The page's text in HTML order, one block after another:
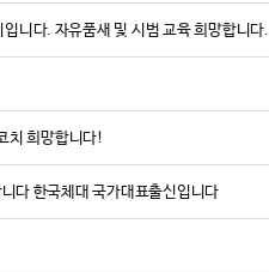
니다. 자유품새 및 시범 교육 희망합니다.
치 희망합니다!
다 한국체대 국가대표출신입니다